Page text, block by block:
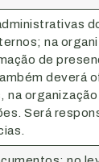
na
de
deverá
na
Será